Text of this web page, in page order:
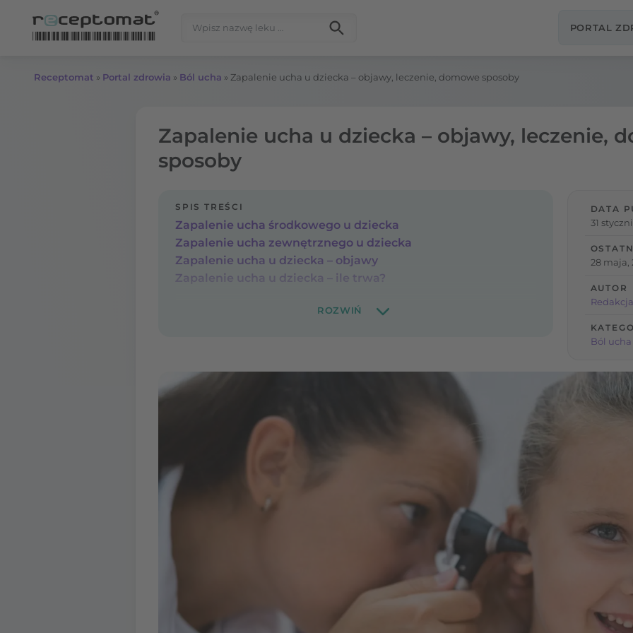
PORTAL
Receptomat » Portal zdrowia » Ból ucha » Zapalenie ucha u dziecka – objawy, leczenie, domowe sposoby
Zapalenie ucha u dziecka – objawy, leczenie,
sposoby
SPIS TREŚCI
Zapalenie ucha środkowego u dziecka
Zapalenie ucha zewnętrznego u dziecka
Zapalenie ucha u dziecka – objawy
Zapalenie ucha u dziecka – ile trwa?
DATA
31
28 maja,
AUTOR
Ból ucha